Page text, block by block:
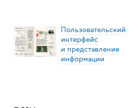
Пользовательский
интерфейс
и представление
информации